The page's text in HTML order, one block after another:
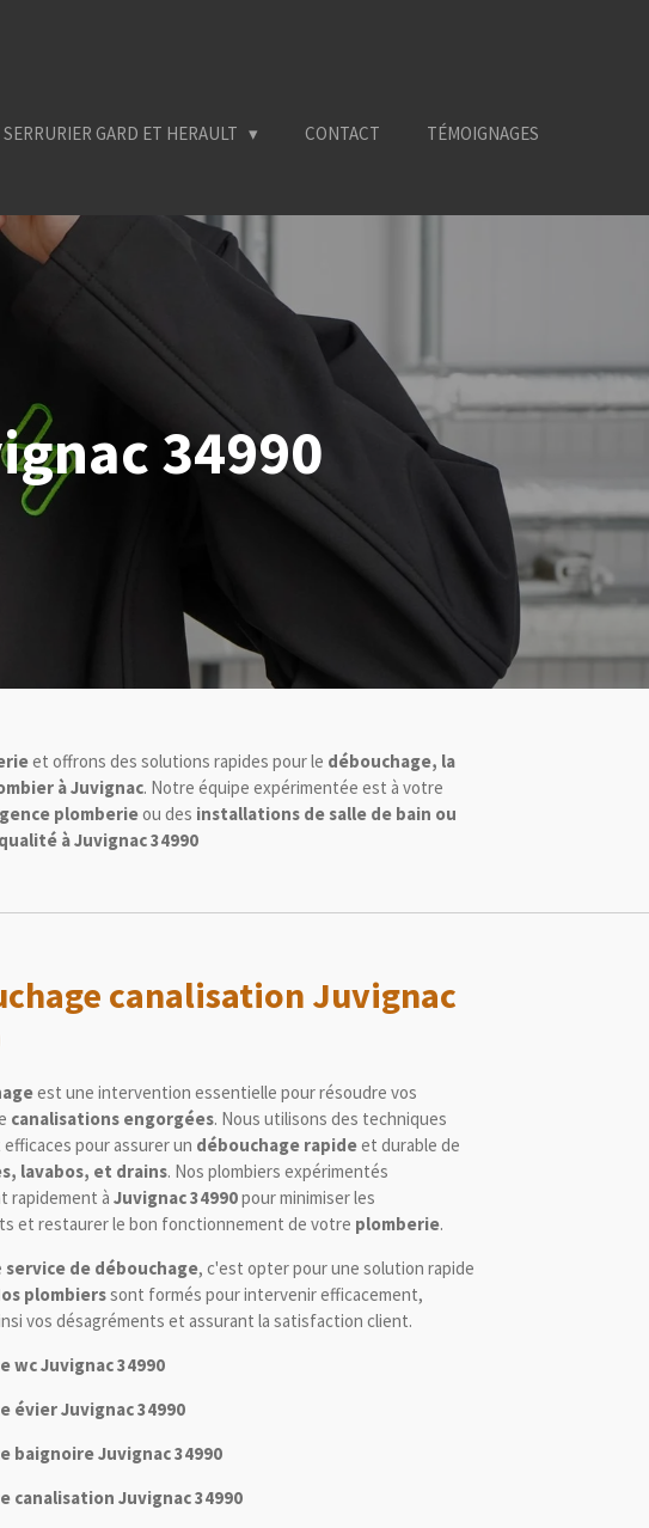
SERRURIER GARD ET HERAULT CONTACT
TÉMOIGNAGES
34990
et offrons des solutions rapides pour le débouchage, la
à Juvignac. Notre équipe expérimentée est à votre
plomberieou des installations de salle de bain ou
à Juvignac 34990
canalisation Juvignac
est une intervention essentielle pour résoudre vos
canalisations engorgées. Nous utilisons des techniques
pour assurer un débouchage rapideet durable de
lavabos, et drains. Nos plombiers expérimentés
rapidement à Juvignac 34990pour minimiser les
et restaurer le bon fonctionnement de votre plomberie.
service de débouchage, c'est opter pour une solution rapide
plombierssont formés pour intervenir efficacement,
vos désagréments et assurant la satisfaction client.
wc Juvignac 34990
évier Juvignac 34990
baignoire Juvignac 34990
canalisation Juvignac 34990